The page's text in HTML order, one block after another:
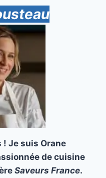
! Je suis Orane
de cuisine
Saveurs France.